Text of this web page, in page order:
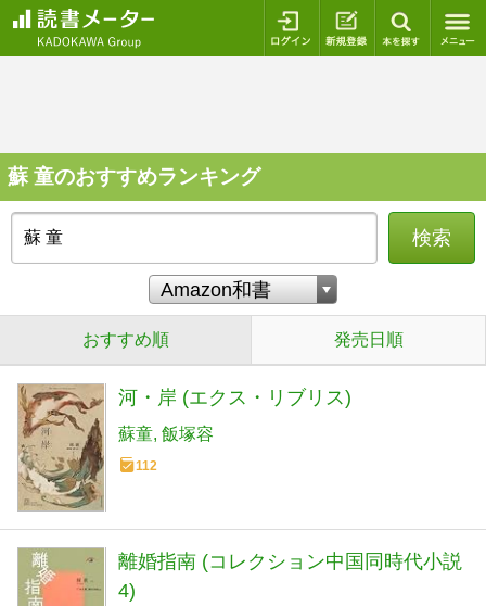
ログイン 新規登録
蘇 童のおすすめランキング
検索
おすすめ順 発売日順
河・岸 (エクス・リブリス)
蘇童 飯塚容
112
離婚指南 (コレクション中国同時代小説
4)